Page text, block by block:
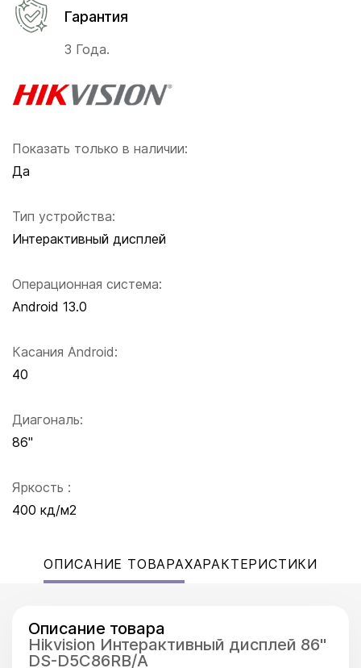
Показать только в наличии:
Да
Тип устройства:
Интерактивный дисплей
Операционная система:
Android 13.0
Касания Android:
40
Диагональ:
86"
Яркость :
400 кд/м2
Гарантия
3 Года.
ОПИСАНИЕ ТОВАРАХАРАКТЕРИСТИКИ
Описание товара
Hikvision Интерактивный дисплей 86"
DS-D5C86RB/A